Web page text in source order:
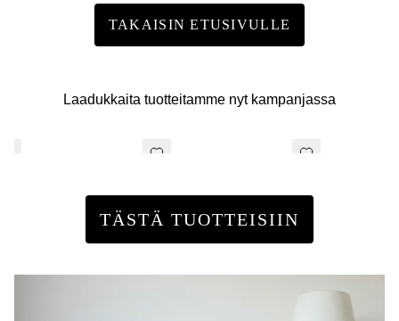
TAKAISIN ETUSIVULLE
Laadukkaita tuotteitamme nyt kampanjassa
TÄSTÄ TUOTTEISIIN